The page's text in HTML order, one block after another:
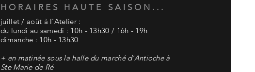
HORAIRES HAUTE SAISON...
juillet / août à l'Atelier :
du lundi au samedi : 10h - 13h30 / 16h - 19h
dimanche : 10h - 13h30
+ en matinée sous la halle du marché d'Antioche à
Ste Marie de Ré